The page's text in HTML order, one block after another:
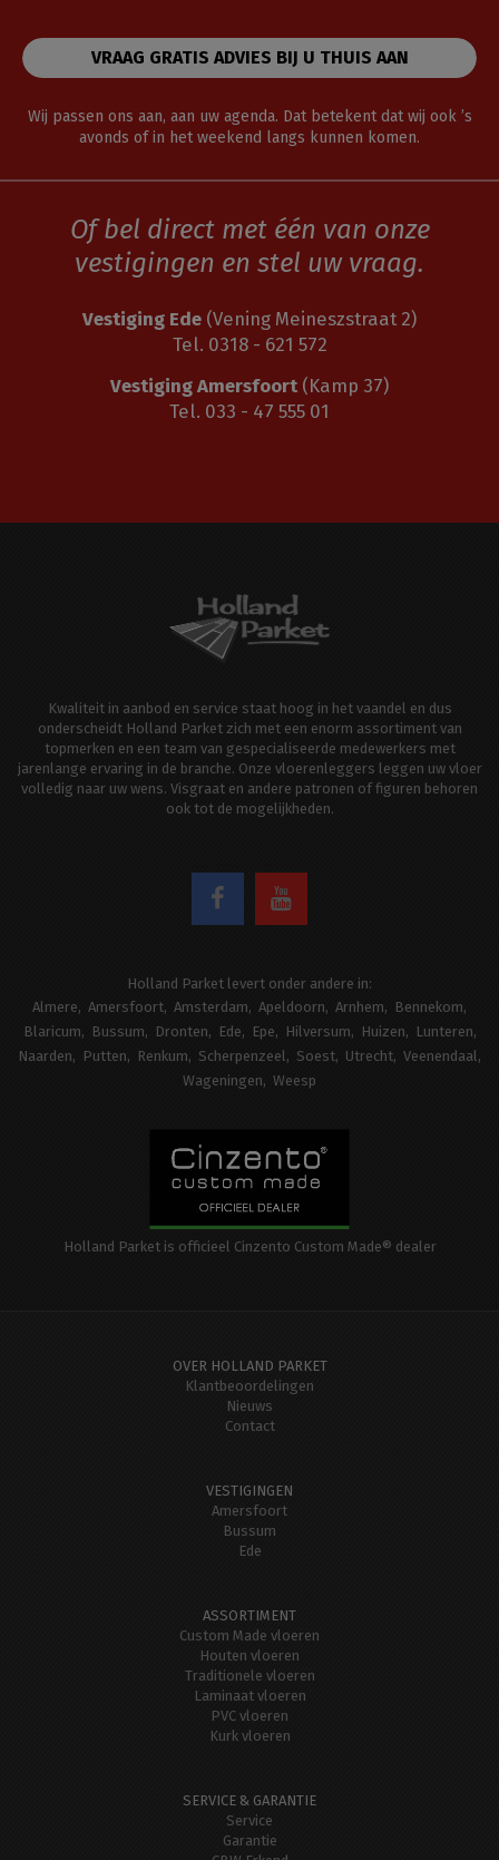
VRAAG GRATIS ADVIES BIJ U THUIS AAN
Wij passen ons aan, aan uw agenda. Dat betekent dat wij ook ’s
avonds of in het weekend langs kunnen komen.
Of bel direct met één van onze
vestigingen en stel uw vraag.
Vestiging Ede (Vening Meineszstraat 2)
Tel. 0318 - 621 572
Vestiging Amersfoort (Kamp 37)
Tel. 033 - 47 555 01
Kwaliteit in aanbod en service staat hoog in het vaandel en dus
onderscheidt Holland Parket zich met een enorm assortiment van
topmerken en een team van gespecialiseerde medewerkers met
jarenlange ervaring in de branche. Onze vloerenleggers leggen uw vloer
volledig naar uw wens. Visgraat en andere patronen of figuren behoren
ook tot de mogelijkheden.
Holland Parket levert onder andere in:
Almere
Amersfoort Amsterdam Apeldoorn Arnhem
Bennekom
Blaricum
Bussum Dronten Ede Epe Hilversum Huizen
Lunteren
Naarden
Putten Renkum Scherpenzeel Soest Utrecht Veenendaal
Wageningen
Weesp
Holland Parket is officieel Cinzento Custom Made® dealer
OVER HOLLAND PARKET
Klantbeoordelingen
Nieuws
Contact
VESTIGINGEN
Amersfoort
Bussum
Ede
ASSORTIMENT
Custom Made vloeren
Houten vloeren
Traditionele vloeren
Laminaat vloeren
PVC vloeren
Kurk vloeren
SERVICE & GARANTIE
Service
Garantie